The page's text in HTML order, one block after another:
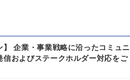
】 企業・事業戦略に沿ったコミュニ
およびステークホルダー対応をご